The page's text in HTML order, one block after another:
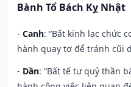
Bành Tổ Bách Kỵ Nhật
- Canh: “Bất kinh lạc chức
hành quay tơ để tránh cũi
- Dần: “Bất tế tự quỷ thần